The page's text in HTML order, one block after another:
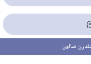
صالون